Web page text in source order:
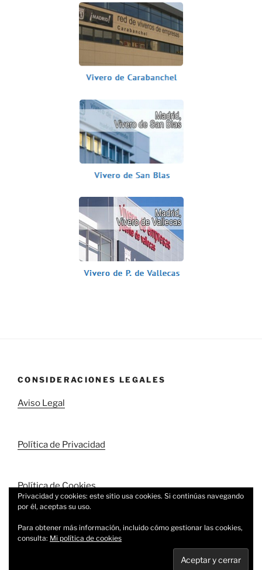
CONSIDERACIONES LEGALES
Aviso Legal
Política de Privacidad
Política de Cookies
Funciona gracias a WordPress
Privacidad y cookies: este sitio usa cookies. Si continúas navegando
por él, aceptas su uso.
Para obtener más información, incluido cómo gestionar las cookies,
consulta: Mi política de cookies